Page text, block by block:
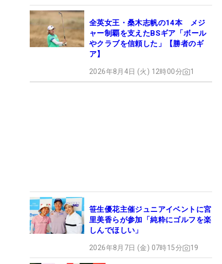
全英女王・桑木志帆の14本 メジ
ャー制覇を支えたBSギア「ボール
やクラブを信頼した」【勝者のギ
ア】
2026年8月4日 (火) 12時00分 1
笹生優花主催ジュニアイベントに宮
里美香らが参加「純粋にゴルフを楽
しんでほしい」
2026年8月7日 (金) 07時15分 19